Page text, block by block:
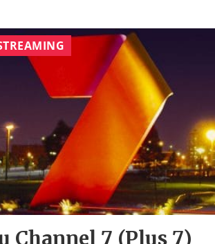
Channel 7 (Plus 7)